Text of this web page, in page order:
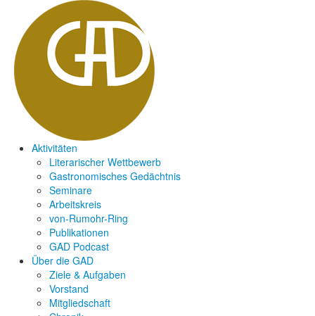
Aktivitäten
Literarischer Wettbewerb
Gastronomisches Gedächtnis
Seminare
Arbeitskreis
von-Rumohr-Ring
Publikationen
GAD Podcast
Über die GAD
Ziele & Aufgaben
Vorstand
Mitgliedschaft